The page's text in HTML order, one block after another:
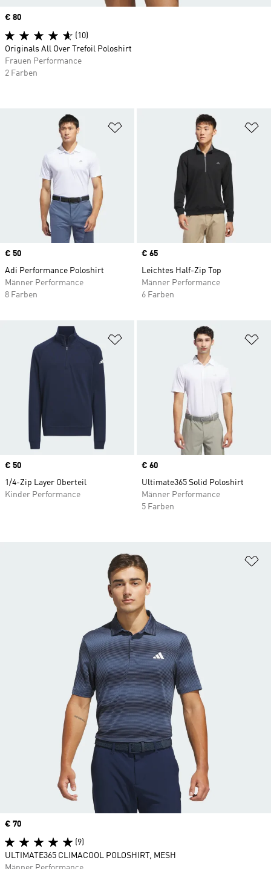
Zur Wunschliste hinzufügen
Price
€ 50
Adi Performance Poloshirt
Männer Performance
8 Farben
Price
€ 65
Leichtes Half-Zip Top
Männer Performance
6 Farben
Zur Wunschliste hinzufügen
Price
€ 50
1/4-Zip Layer Oberteil
Kinder Performance
Price
€ 60
Ultimate365 Solid Poloshirt
Männer Performance
5 Farben
Price
€ 80
(10)
Originals All Over Trefoil Poloshirt
Frauen Performance
2 Farben
Price
€ 70
(9)
ULTIMATE365 CLIMACOOL POLOSHIRT, MESH